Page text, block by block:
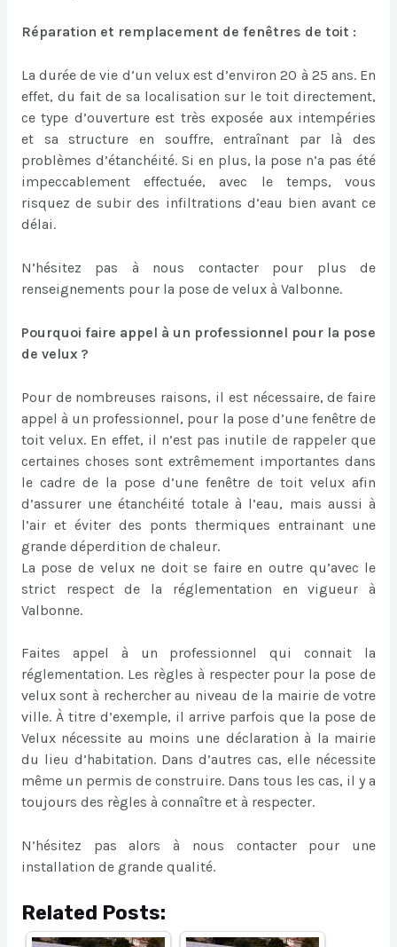
Réparation et remplacement de fenêtres de toit :
La durée de vie d’un velux est d’environ 20 à 25 ans. En
effet, du fait de sa localisation sur le toit directement,
ce type d’ouverture est très exposée aux intempéries
et sa structure en souffre, entraînant par là des
problèmes d’étanchéité. Si en plus, la pose n’a pas été
impeccablement effectuée, avec le temps, vous
risquez de subir des infiltrations d’eau bien avant ce
délai.
N’hésitez pas à nous contacter pour plus de
renseignements pour la pose de velux à Valbonne.
Pourquoi faire appel à un professionnel pour la pose
de velux ?
Pour de nombreuses raisons, il est nécessaire, de faire
appel à un professionnel, pour la pose d’une fenêtre de
toit velux. En effet, il n’est pas inutile de rappeler que
certaines choses sont extrêmement importantes dans
le cadre de la pose d’une fenêtre de toit velux afin
d’assurer une étanchéité totale à l’eau, mais aussi à
l’air et éviter des ponts thermiques entrainant une
grande déperdition de chaleur.
La pose de velux ne doit se faire en outre qu’avec le
strict respect de la réglementation en vigueur à
Valbonne.
Faites appel à un professionnel qui connait la
réglementation. Les règles à respecter pour la pose de
velux sont à rechercher au niveau de la mairie de votre
ville. À titre d’exemple, il arrive parfois que la pose de
Velux nécessite au moins une déclaration à la mairie
du lieu d’habitation. Dans d’autres cas, elle nécessite
même un permis de construire. Dans tous les cas, il y a
toujours des règles à connaître et à respecter.
N’hésitez pas alors à nous contacter pour une
installation de grande qualité.
Related Posts: